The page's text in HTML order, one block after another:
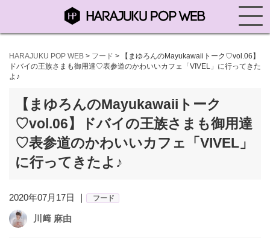
HARAJUKU POP WEB > フード >
【まゆろんのMayukawaiiトーク♡vol.06】
ドバイの王族さまも御用達♡表参道のかわいいカフェ「VIVEL」に行ってきた
よ♪
【まゆろんのMayukawaiiトーク
♡vol.06】ドバイの王族さまも御用達
♡表参道のかわいいカフェ「VIVEL」
に行ってきたよ♪
2020年07月17日 ｜ フード
川﨑 麻由